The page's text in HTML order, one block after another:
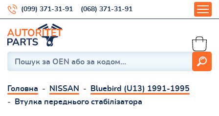
(099) 371-31-91 (068) 371-31-91
Головна NISSAN
Bluebird (U13) 1991-1995
Втулка переднього стабілізатора